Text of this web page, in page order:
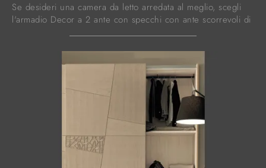
Se desideri una camera da letto arredata al meglio, scegli
l'armadio Decor a 2 ante con specchi con ante scorrevoli di